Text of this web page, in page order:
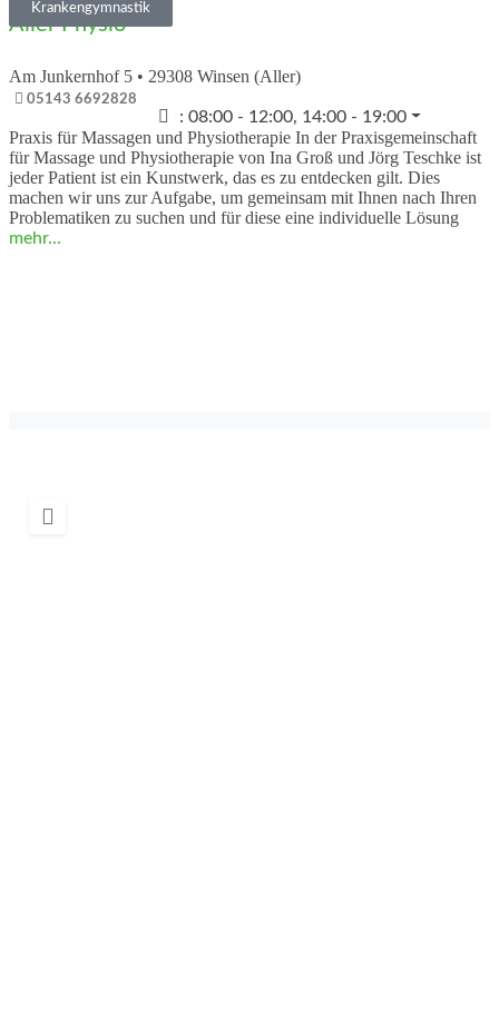
Krankengymnastik
Aller Physio
Am Junkernhof 5 • 29308 Winsen (Aller)
05143 6692828
: 08:00 - 12:00, 14:00 - 19:00
Praxis für Massagen und Physiotherapie In der Praxisgemeinschaft
für Massage und Physiotherapie von Ina Groß und Jörg Teschke ist
jeder Patient ist ein Kunstwerk, das es zu entdecken gilt. Dies
machen wir uns zur Aufgabe, um gemeinsam mit Ihnen nach Ihren
Problematiken zu suchen und für diese eine individuelle Lösung
mehr...